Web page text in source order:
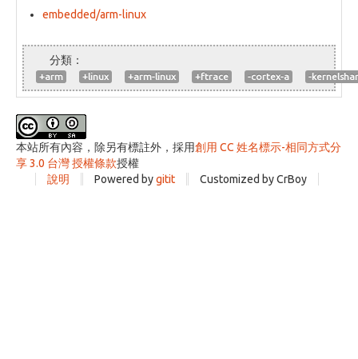
登入 / 註冊帳號
embedded/arm-linux
+arm +linux +arm-linux +ftrace -cortex-a -
本站所有內容，除另有標註外，採用創用 CC 姓名標示-相同方式分
享 3.0 台灣 授權條款授權
說明
Powered bygitit Customized by CrBoy